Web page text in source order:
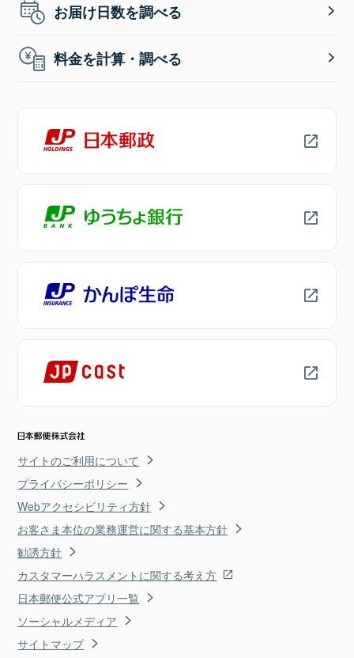
お届け日数を調べる
料金を計算・調べる
サイトのご利用について
プライバシーポリシー
Webアクセシビリティ方針
お客さま本位の業務運営に関する基本方針
勧誘方針
カスタマーハラスメントに関する考え方
日本郵便公式アプリ一覧
ソーシャルメディア
サイトマップ